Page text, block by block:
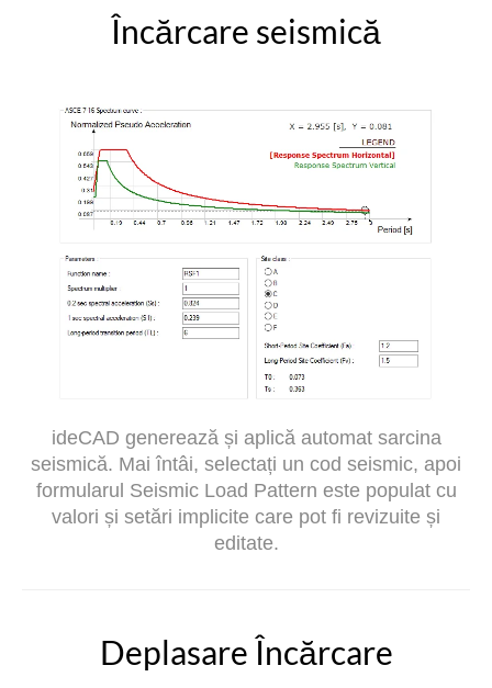
Încărcare seismică
ideCAD generează și aplică automat sarcina
seismică. Mai întâi, selectați un cod seismic, apoi
formularul Seismic Load Pattern este populat cu
valori și setări implicite care pot fi revizuite și
editate.
Deplasare Încărcare